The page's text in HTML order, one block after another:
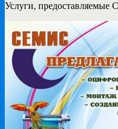
Услуги,